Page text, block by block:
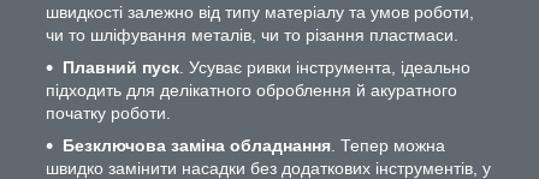
швидкості залежно від типу матеріалу та умов роботи,
чи то шліфування металів, чи то різання пластмаси.
Плавний пуск . Усуває ривки інструмента, ідеально
підходить для делікатного оброблення й акуратного
початку роботи.
Безключова заміна обладнання . Тепер можна
швидко замінити насадки без додаткових інструментів, у